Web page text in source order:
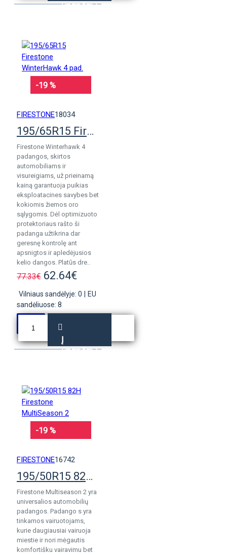
KREPŠELĮ
-19 %
FIRESTONE18034
195/65R15 Firestone WinterHawk 4 pad.
Firestone Winterhawk 4
padangos, skirtos
automobiliams ir
visureigiams, už prieinamą
kainą garantuoja puikias
eksploatacines savybes bet
kokiomis žiemos oro
sąlygomis. Dėl optimizuoto
protektoriaus rašto ši
padanga užtikrina dar
geresnę kontrolę ant
apsnigtos ir apledėjusios
kelio dangos. Platūs dre..
77.33€ 62.64€
Vilniaus sandėlyje: 0
EU
sandėliuose: 8
Į
KREPŠELĮ
-19 %
FIRESTONE16742
195/50R15 82H Firestone MultiSeason 2
Firestone Multiseason 2 yra
universalios automobilių
padangos. Padango s yra
tinkamos vairuotojams,
kurie daugiausiai vairuoja
miestie ir nori mėgautis
komfortišku vairavimu bet